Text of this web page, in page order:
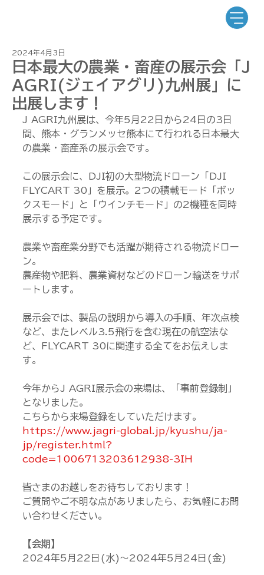
日本最大の農業・畜産の展示会「J
AGRI(ジェイアグリ)九州展」に
出展します！
2024年4月3日
J AGRI九州展は、今年5月22日から24日の3日
間、熊本・グランメッセ熊本にて行われる日本最大
の農業・畜産系の展示会です。
この展示会に、DJI初の大型物流ドローン「DJI
FLYCART 30」を展示。2つの積載モード「ボッ
クスモード」と「ウインチモード」の2機種を同時
展示する予定です。
農業や畜産業分野でも活躍が期待される物流ドロー
ン。
農産物や肥料、農業資材などのドローン輸送をサポ
ートします。
展示会では、製品の説明から導入の手順、年次点検
など、またレベル3.5飛行を含む現在の航空法な
ど、FLYCART 30に関連する全てをお伝えしま
す。
今年からJ AGRI展示会の来場は、「事前登録制」
となりました。
こちらから来場登録をしていただけます。
https://www.jagri-global.jp/kyushu/ja-
jp/register.html?
code=1006713203612938-3IH
皆さまのお越しをお待ちしております！
ご質問やご不明な点がありましたら、お気軽にお問
い合わせください。
【会期】
2024年5月22日(水)～2024年5月24日(金)